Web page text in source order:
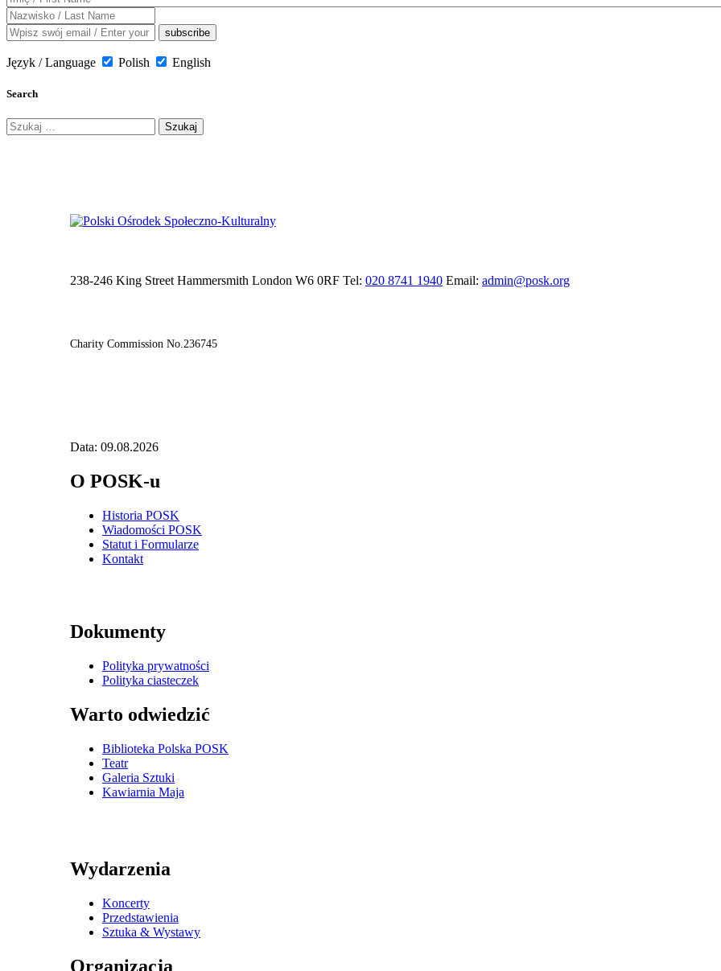
Język / Language Polish English
Search
Szukaj:
238-246 King Street Hammersmith London W6 0RF Tel: 020 8741 1940 Email: admin@posk.org
Charity Commission No.236745
Data: 09.08.2026
O POSK-u
Historia POSK
Wiadomości POSK
Statut i Formularze
Kontakt
Dokumenty
Polityka prywatności
Polityka ciasteczek
Warto odwiedzić
Biblioteka Polska POSK
Teatr
Galeria Sztuki
Kawiarnia Maja
Wydarzenia
Koncerty
Przedstawienia
Sztuka & Wystawy
Organizacja